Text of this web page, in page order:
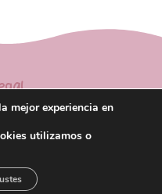
– IPSOIDEAS
mejor experiencia en
utilizamos o